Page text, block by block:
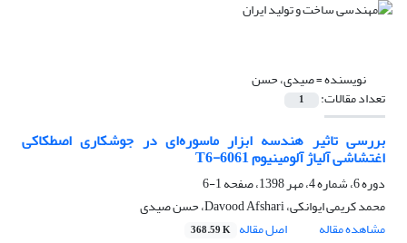
نویسنده =صیدی، حسن
تعداد مقالات: 1
بررسی تاثیر هندسه ابزار ماسوره‌ای در جوشکاری اصطکاکی
اغتشاشی آلیاژ آلومینیوم 6061-T6
دوره 6، شماره 4، مهر 1398، صفحه
1-6
محمد کریمی ایوانکی، Davood Afshari، حسن صیدی
مشاهده مقاله
اصل مقاله 368.59 K